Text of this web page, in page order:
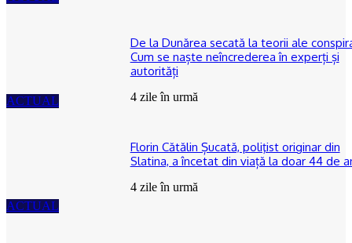
ACTUAL
De la Dunărea secată la teorii ale
Cum se naște neîncrederea în experți și
autorități
4 zile în urmă
ACTUAL
Florin Cătălin Șucată, poliţist originar din
Slatina, a încetat din viață la doar 44 de
4 zile în urmă